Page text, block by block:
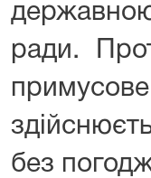
ради.
без